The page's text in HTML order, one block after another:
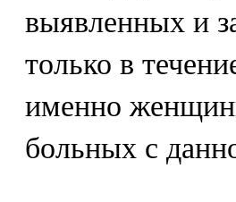
выявленных и
только в
именно
больных с